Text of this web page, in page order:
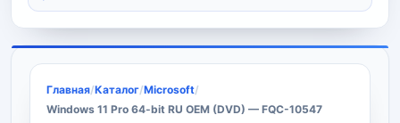
Главная/Каталог/Microsoft/
Windows 11 Pro 64-bit RU OEM (DVD) — FQC-10547